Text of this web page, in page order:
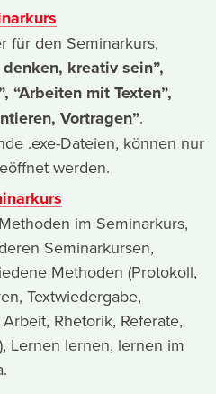
für den Seminarkurs,
denken, kreativ sein”,
“Arbeiten mit Texten”,
Vortragen”.
.exe-Dateien, können nur
werden.
im Seminarkurs,
Seminarkursen,
Methoden (Protokoll,
Textwiedergabe,
Rhetorik, Referate,
Lernen lernen, lernen im